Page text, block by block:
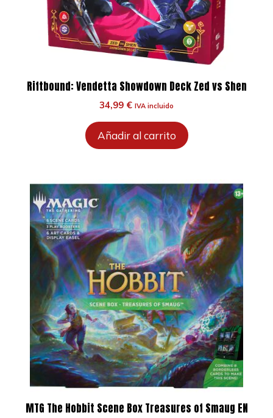
Riftbound: Vendetta Showdown Deck Zed vs Shen
34,99 € IVA incluido
Añadir al carrito
MTG The Hobbit Scene Box Treasures of Smaug EN